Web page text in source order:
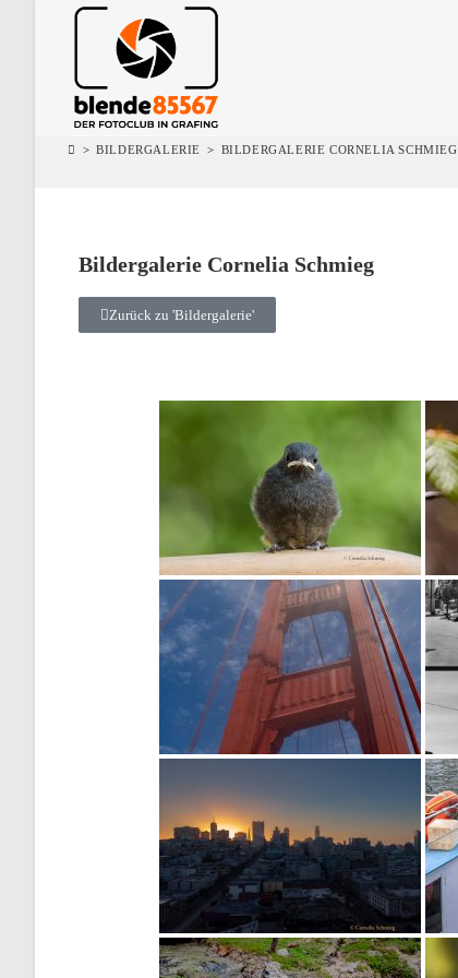
> BILDERGALERIE > BILDERGALERIE CORNELIA SCHMIEG
Bildergalerie Cornelia Schmieg
Zurück zu 'Bildergalerie'